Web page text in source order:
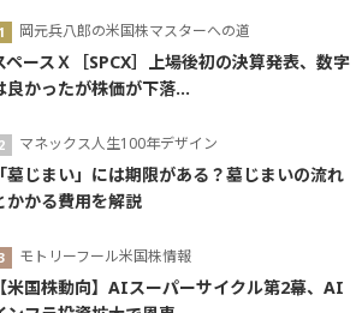
岡元兵八郎の米国株マスターへの道
ペースＸ［SPCX］上場後初の決算発表、数字
良かったが株価が下落...
マネックス人生100年デザイン
「墓じまい」には期限がある？墓じまいの流れ
かかる費用を解説
モトリーフール米国株情報
【米国株動向】AIスーパーサイクル第2幕、AI